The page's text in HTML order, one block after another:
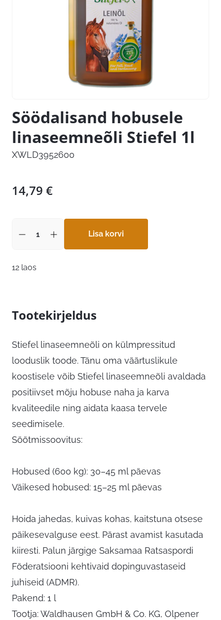
Söödalisand hobusele
linaseemneõli Stiefel 1l
XWLD3952600
14,79 €
Lisa korvi
12 laos
Tootekirjeldus
Stiefel linaseemneõli on külmpressitud
looduslik toode. Tänu oma väärtuslikule
koostisele võib Stiefel linaseemneõli avaldada
positiivset mõju hobuse naha ja karva
kvaliteedile ning aidata kaasa tervele
seedimisele.
Söötmissoovitus:
Hobused (600 kg): 30–45 ml päevas
Väikesed hobused: 15–25 ml päevas
Hoida jahedas, kuivas kohas, kaitstuna otsese
päikesevalguse eest. Pärast avamist kasutada
kiiresti. Palun järgige Saksamaa Ratsaspordi
Föderatsiooni kehtivaid dopinguvastaseid
juhiseid (ADMR).
Pakend: 1 l
Tootja: Waldhausen GmbH & Co. KG, Olpener